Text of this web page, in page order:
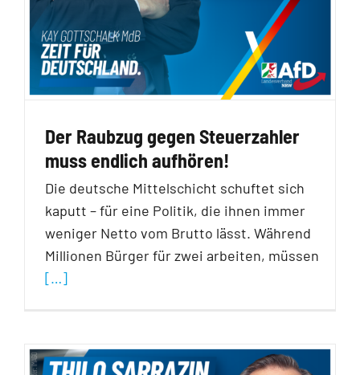
Der Raubzug gegen Steuerzahler
muss endlich aufhören!
Die deutsche Mittelschicht schuftet sich
kaputt – für eine Politik, die ihnen immer
weniger Netto vom Brutto lässt. Während
Millionen Bürger für zwei arbeiten, müssen
[…]